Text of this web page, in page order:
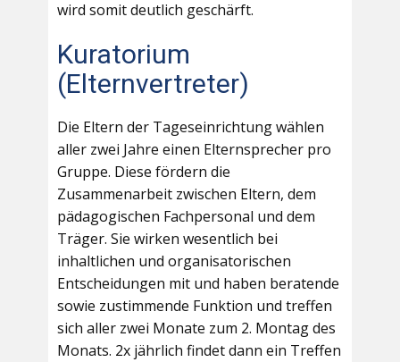
wird somit deutlich geschärft.
Kuratorium
(Elternvertreter)
Die Eltern der Tageseinrichtung wählen
aller zwei Jahre einen Elternsprecher pro
Gruppe. Diese fördern die
Zusammenarbeit zwischen Eltern, dem
pädagogischen Fachpersonal und dem
Träger. Sie wirken wesentlich bei
inhaltlichen und organisatorischen
Entscheidungen mit und haben beratende
sowie zustimmende Funktion und treffen
sich aller zwei Monate zum 2. Montag des
Monats. 2x jährlich findet dann ein Treffen